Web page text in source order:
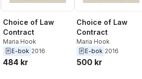
Choice of Law
Contract
Maria Hook
E-bok 2016
484 kr
Choice of Law
Contract
Maria Hook
E-bok 2016
500 kr